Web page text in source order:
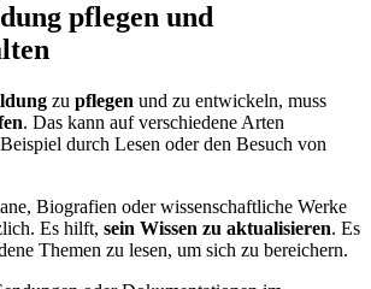
pflegen und
zu pflegen und zu entwickeln, muss
. Das kann auf verschiedene Arten
durch Lesen oder den Besuch von
Biografien oder wissenschaftliche Werke
Es hilft, sein Wissen zu aktualisieren. Es
Themen zu lesen, um sich zu bereichern.